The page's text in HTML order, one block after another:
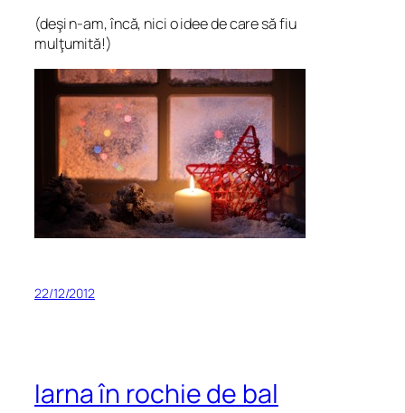
(deşi n-am, încă, nici o idee de care să fiu
mulţumită!)
22/12/2012
Iarna în rochie de bal